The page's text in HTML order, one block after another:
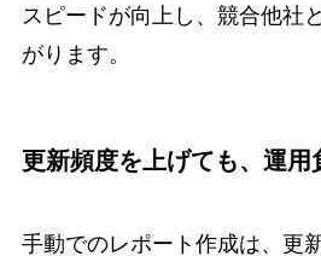
スピードが向上し、競合他社
がります。
更新頻度を上げても、運用
手動でのレポート作成は、更